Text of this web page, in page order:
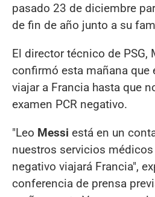
pasado 23 de diciembre
de fin de año junto a su
El director técnico de PSG,
confirmó esta mañana que
viajar a Francia hasta que
examen PCR negativo.
"Leo Messi está en un
nuestros servicios
negativo viajará Francia",
conferencia de prensa